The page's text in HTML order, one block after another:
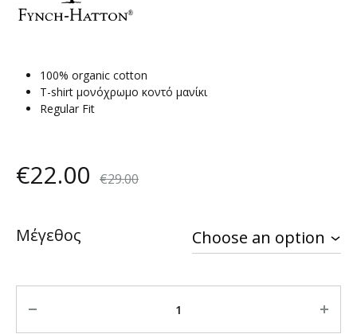
100% organic cotton
T-shirt μονόχρωμο κοντό μανίκι
Regular Fit
€22.00 €29.00
Μέγεθος